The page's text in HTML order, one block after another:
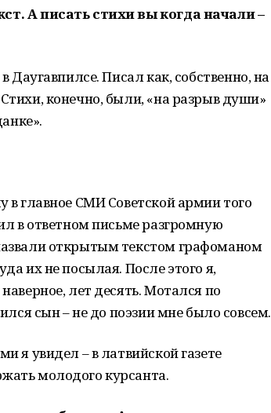
А писать стихи вы когда начали –
Писал как, собственно, на
конечно, были, «на разрыв души»
в главное СМИ Советской армии того
в ответном письме разгромную
открытым текстом графоманом
их не посылая. После этого я,
лет десять. Мотался по
сын – не до поэзии мне было совсем.
я увидел – в латвийской газете
молодого курсанта.